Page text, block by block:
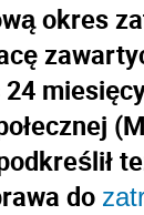
okres
do